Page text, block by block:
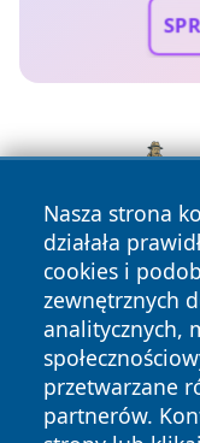
Nasza strona
działała
cookies i
zewnętrznych
analitycznych,
przetwarzane
partnerów.
Copyright © 2026